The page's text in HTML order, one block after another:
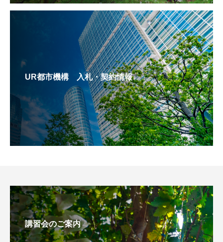
UR都市機構 入札・契約情報
講習会のご案内